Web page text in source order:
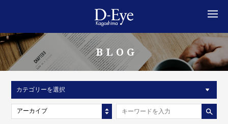
BLOG
カテゴリーを選択
アーカイブ